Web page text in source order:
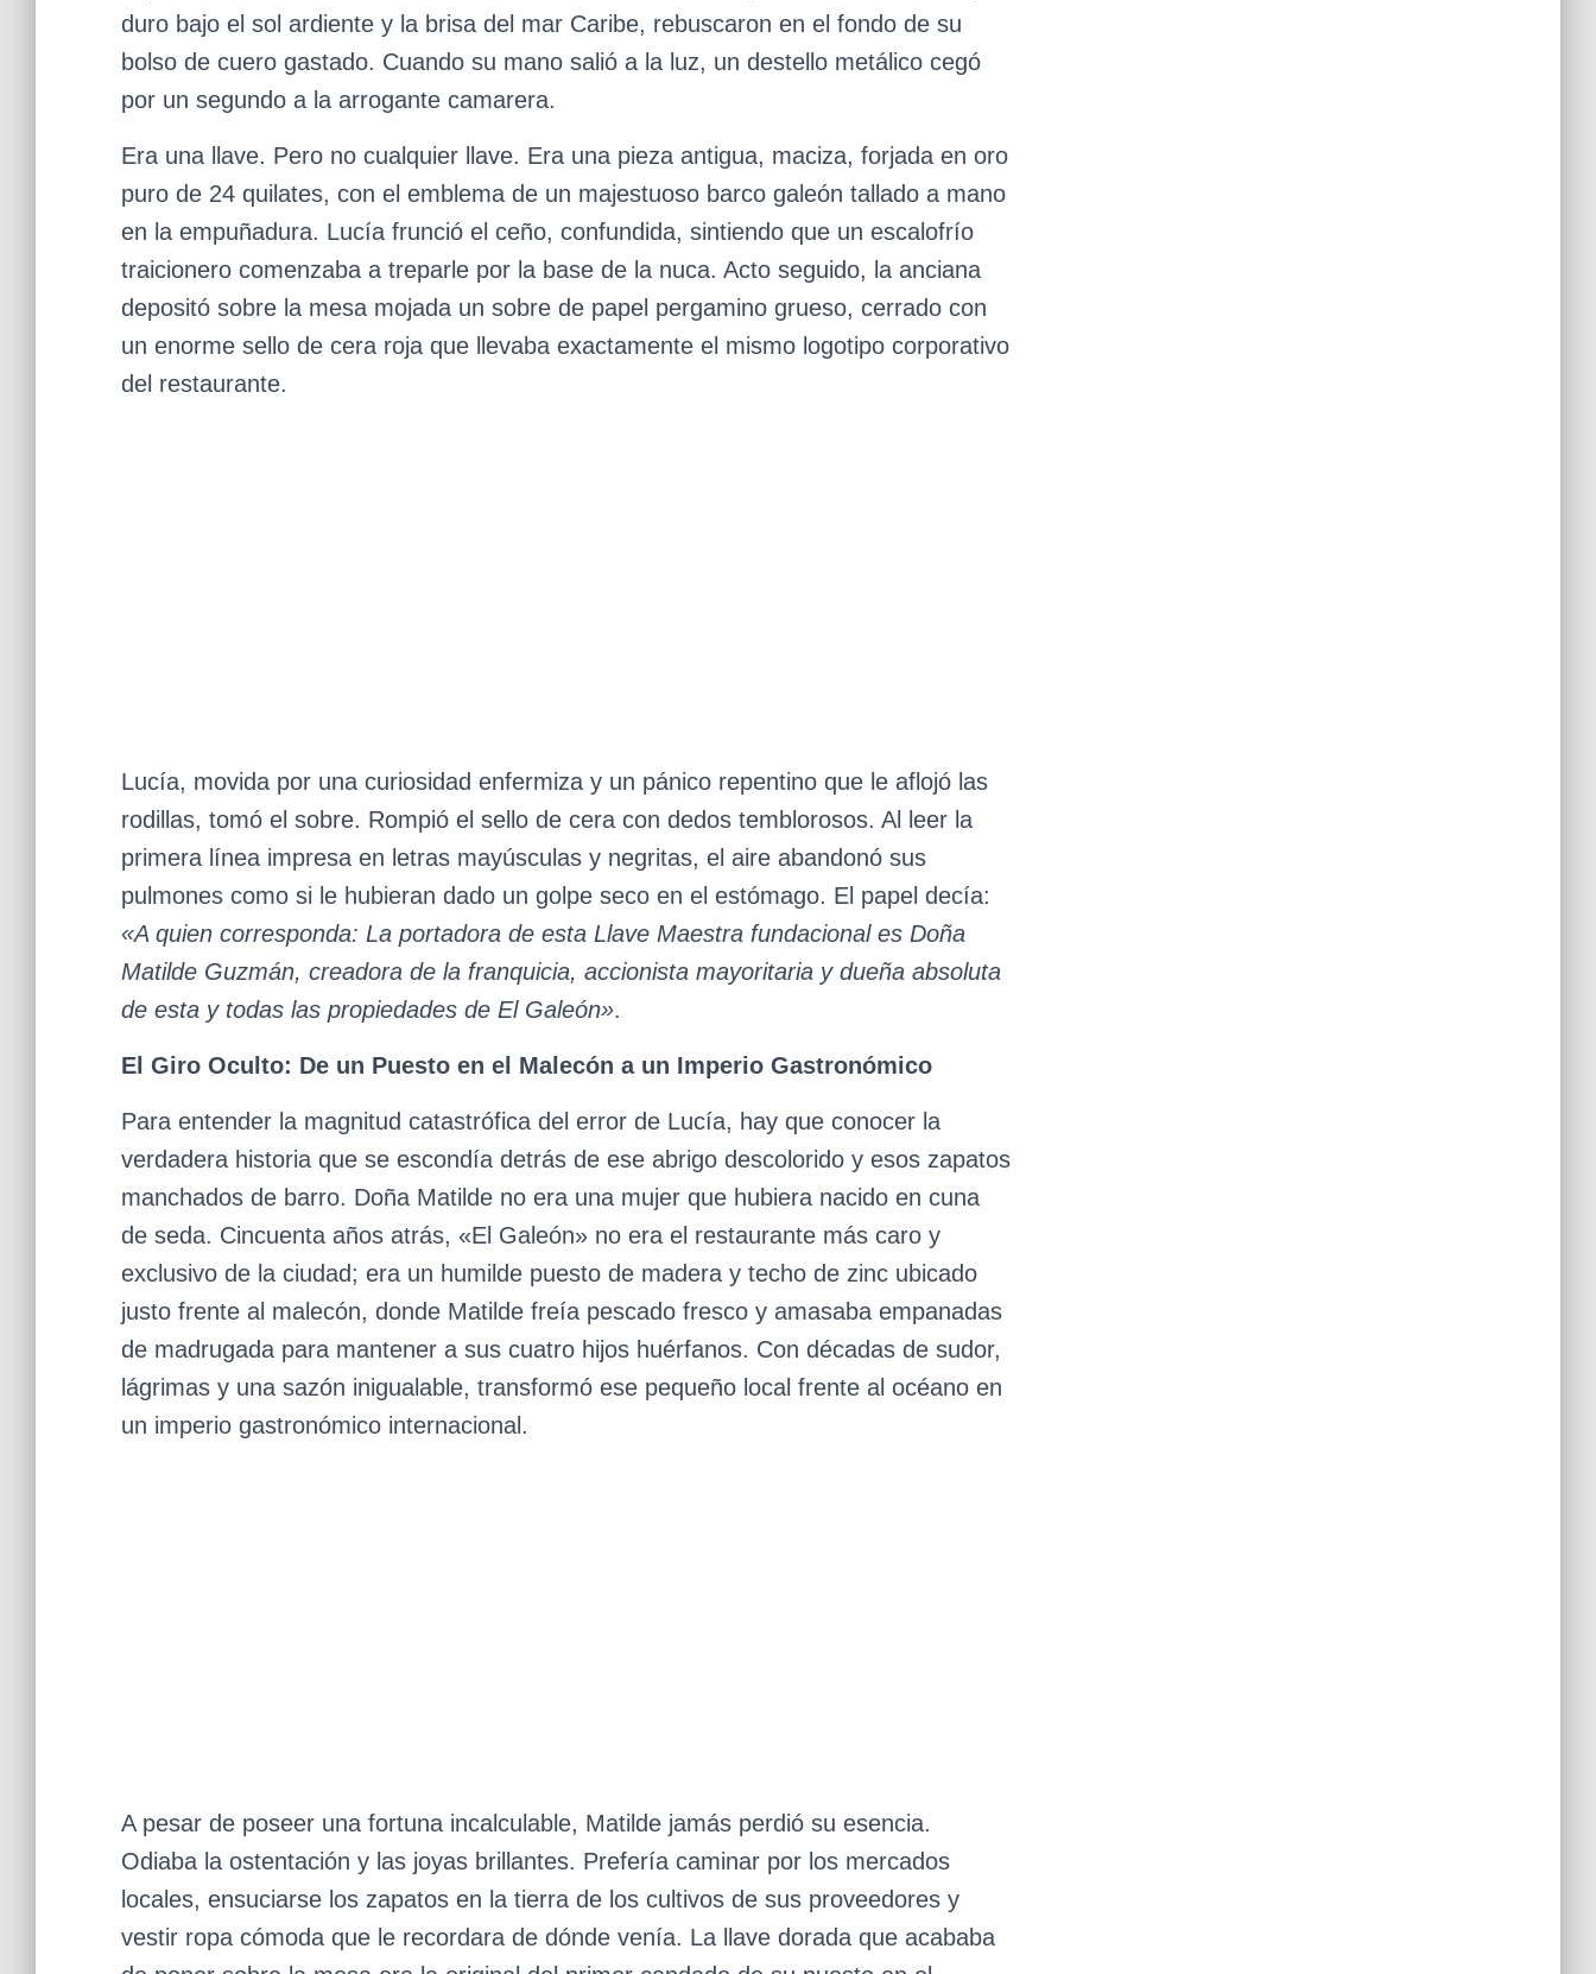
duro bajo el sol ardiente y la brisa del mar Caribe, rebuscaron en el fondo de su
bolso de cuero gastado. Cuando su mano salió a la luz, un destello metálico cegó
por un segundo a la arrogante camarera.
Era una llave. Pero no cualquier llave. Era una pieza antigua, maciza, forjada en oro
puro de 24 quilates, con el emblema de un majestuoso barco galeón tallado a mano
en la empuñadura. Lucía frunció el ceño, confundida, sintiendo que un escalofrío
traicionero comenzaba a treparle por la base de la nuca. Acto seguido, la anciana
depositó sobre la mesa mojada un sobre de papel pergamino grueso, cerrado con
un enorme sello de cera roja que llevaba exactamente el mismo logotipo corporativo
del restaurante.
Lucía, movida por una curiosidad enfermiza y un pánico repentino que le aflojó las
rodillas, tomó el sobre. Rompió el sello de cera con dedos temblorosos. Al leer la
primera línea impresa en letras mayúsculas y negritas, el aire abandonó sus
pulmones como si le hubieran dado un golpe seco en el estómago. El papel decía:
«A quien corresponda: La portadora de esta Llave Maestra fundacional es Doña
Matilde Guzmán, creadora de la franquicia, accionista mayoritaria y dueña absoluta
de esta y todas las propiedades de El Galeón».
El Giro Oculto: De un Puesto en el Malecón a un Imperio Gastronómico
Para entender la magnitud catastrófica del error de Lucía, hay que conocer la
verdadera historia que se escondía detrás de ese abrigo descolorido y esos zapatos
manchados de barro. Doña Matilde no era una mujer que hubiera nacido en cuna
de seda. Cincuenta años atrás, «El Galeón» no era el restaurante más caro y
exclusivo de la ciudad; era un humilde puesto de madera y techo de zinc ubicado
justo frente al malecón, donde Matilde freía pescado fresco y amasaba empanadas
de madrugada para mantener a sus cuatro hijos huérfanos. Con décadas de sudor,
lágrimas y una sazón inigualable, transformó ese pequeño local frente al océano en
un imperio gastronómico internacional.
A pesar de poseer una fortuna incalculable, Matilde jamás perdió su esencia.
Odiaba la ostentación y las joyas brillantes. Prefería caminar por los mercados
locales, ensuciarse los zapatos en la tierra de los cultivos de sus proveedores y
vestir ropa cómoda que le recordara de dónde venía. La llave dorada que acababa